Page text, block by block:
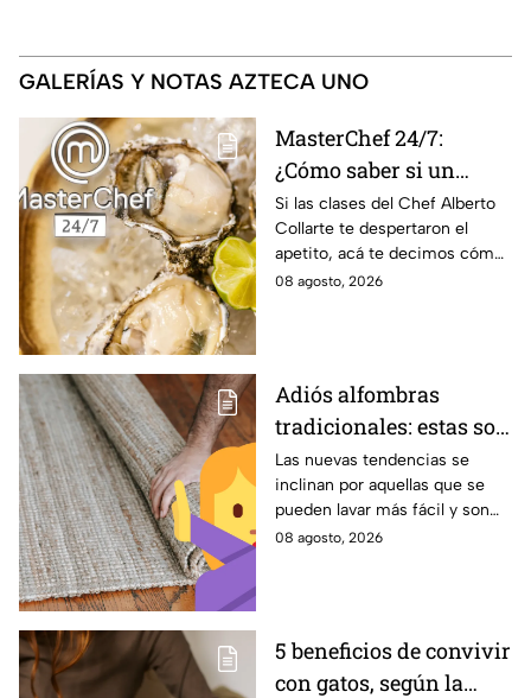
GALERÍAS Y NOTAS AZTECA UNO
MasterChef 24/7:
¿Cómo saber si un
ostión está fresco y es
seguro consumirlo?
Si las clases del Chef Alberto
Collarte te despertaron el
apetito, acá te decimos cómo
elegir los ostiones ideales para
08 agosto, 2026
Adiós alfombras
tradicionales: estas son
las alternativas
modernas para colocar
en tu piso
Las nuevas tendencias se
inclinan por aquellas que se
pueden lavar más fácil y son
menos pesadas.
08 agosto, 2026
5 beneficios de convivir
con gatos, según la